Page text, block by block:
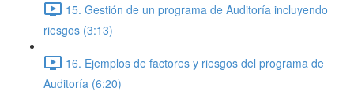
15. Gestión de un programa de Auditoría incluyendo
riesgos (3:13)
16. Ejemplos de factores y riesgos del programa de
Auditoría (6:20)